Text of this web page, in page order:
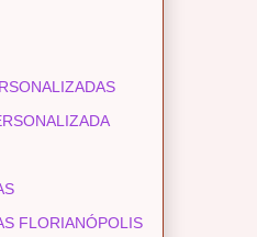
FLORIANÓPOLIS